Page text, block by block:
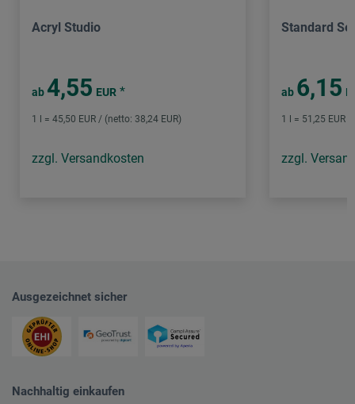
Acryl Studio
ab 4,55 EUR *
1 l = 45,50 EUR / (netto: 38,24 EUR)
zzgl. Versandkosten
Standard
ab 6,15
1 l = 51,25 EUR
zzgl.
Ausgezeichnet sicher
Nachhaltig einkaufen